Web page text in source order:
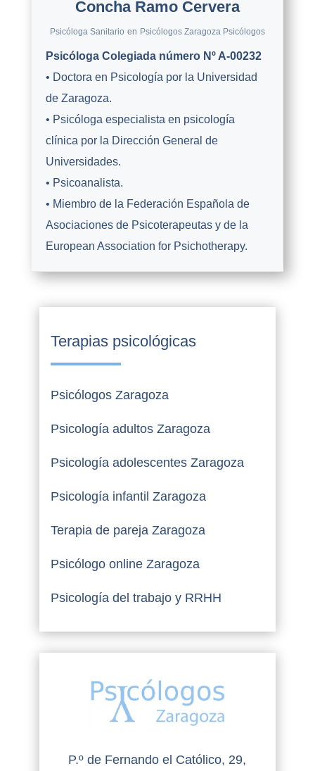
Concha Ramo Cervera
Psicóloga Sanitario en Psicólogos Zaragoza Psicólogos
Psicóloga Colegiada número Nº A-00232
• Doctora en Psicología por la Universidad
de Zaragoza.
• Psicóloga especialista en psicología
clínica por la Dirección General de
Universidades.
• Psicoanalista.
• Miembro de la Federación Española de
Asociaciones de Psicoterapeutas y de la
European Association for Psichotherapy.
Terapias psicológicas
Psicólogos Zaragoza
Psicología adultos Zaragoza
Psicología adolescentes Zaragoza
Psicología infantil Zaragoza
Terapia de pareja Zaragoza
Psicólogo online Zaragoza
Psicología del trabajo y RRHH
P.º de Fernando el Católico, 29,